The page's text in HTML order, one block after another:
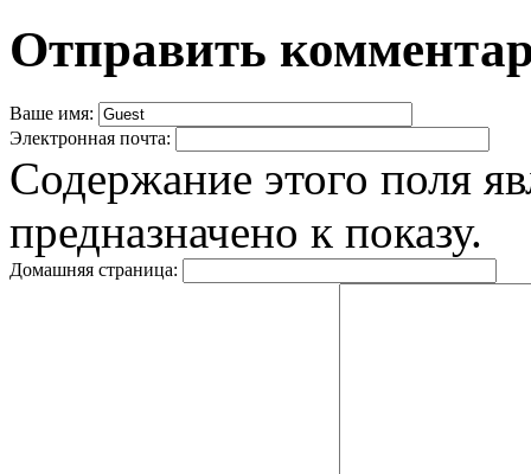
Отправить
Ваше имя:
Электронная почта:
Содержание этого поля
предназначено к показу.
Домашняя страница: